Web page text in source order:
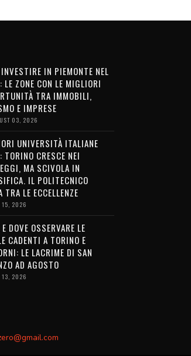
IN PIEMONTE NEL
ZONE CON LE MIGLIORI
TRA IMMOBILI,
E IMPRESE
03, 2026
UNIVERSITÀ ITALIANE
CRESCE NEI
MA SCIVOLA IN
IL POLITECNICO
TRA LE ECCELLENZE
15, 2026
DOVE OSSERVARE LE
CADENTI A TORINO E
LE LACRIME DI SAN
AD AGOSTO
13, 2026